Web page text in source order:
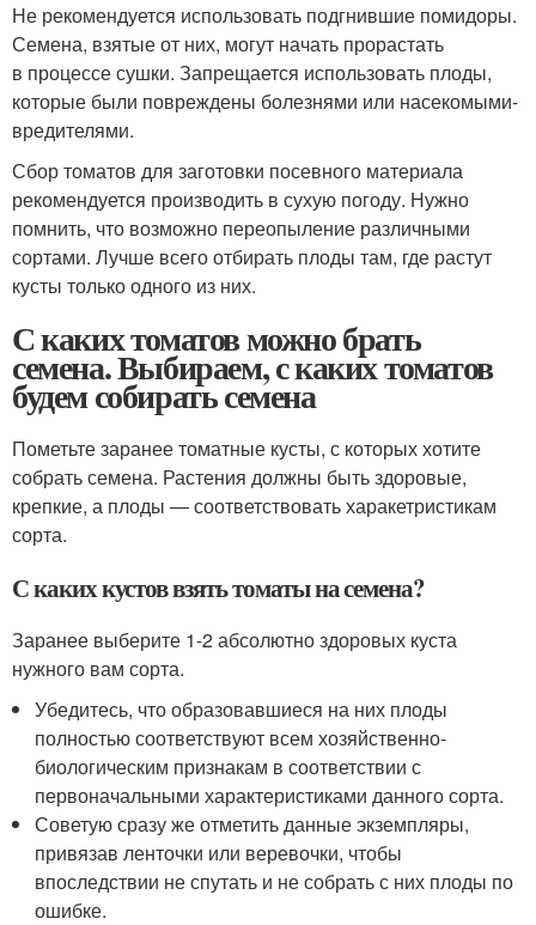
Не рекомендуется использовать подгнившие помидоры.
Семена, взятые от них, могут начать прорастать
в процессе сушки. Запрещается использовать плоды,
которые были повреждены болезнями или насекомыми-
вредителями.
Сбор томатов для заготовки посевного материала
рекомендуется производить в сухую погоду. Нужно
помнить, что возможно переопыление различными
сортами. Лучше всего отбирать плоды там, где растут
кусты только одного из них.
С каких томатов можно брать
семена. Выбираем, с каких томатов
будем собирать семена
Пометьте заранее томатные кусты, с которых хотите
собрать семена. Растения должны быть здоровые,
крепкие, а плоды — соответствовать харакетристикам
сорта.
С каких кустов взять томаты на семена?
Заранее выберите 1-2 абсолютно здоровых куста
нужного вам сорта.
Убедитесь, что образовавшиеся на них плоды
полностью соответствуют всем хозяйственно-
биологическим признакам в соответствии с
первоначальными характеристиками данного сорта.
Советую сразу же отметить данные экземпляры,
привязав ленточки или веревочки, чтобы
впоследствии не спутать и не собрать с них плоды по
ошибке.